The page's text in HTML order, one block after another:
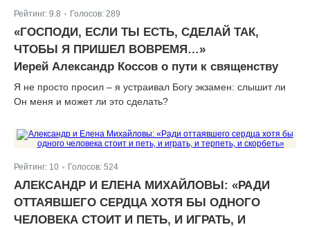
Рейтинг: 9.8 Голосов: 289
«ГОСПОДИ, ЕСЛИ ТЫ ЕСТЬ, СДЕЛАЙ ТАК,
ЧТОБЫ Я ПРИШЕЛ ВОВРЕМЯ…»
Иерей Александр Коссов о пути к священству
Я не просто просил – я устраивал Богу экзамен: слышит ли
Он меня и может ли это сделать?
Рейтинг: 10 Голосов: 524
АЛЕКСАНДР И ЕЛЕНА МИХАЙЛОВЫ: «РАДИ
ОТТАЯВШЕГО СЕРДЦА ХОТЯ БЫ ОДНОГО
ЧЕЛОВЕКА СТОИТ И ПЕТЬ, И ИГРАТЬ, И